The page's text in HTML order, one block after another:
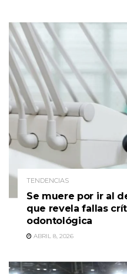
TENDENCIAS
Se muere por ir al
que revela fallas
odontológica
ABRIL 8, 2026